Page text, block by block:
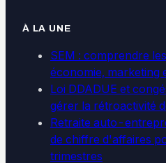
À LA UNE
SEM : comprendre
économie, marketing
Loi DDADUE et
gérer la rétroactivité
Retraite auto-
de chiffre d'affaires
trimestres